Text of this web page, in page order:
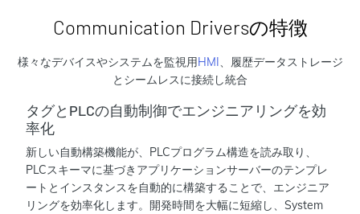
Communication Driversの特徴
様々なデバイスやシステムを監視用HMI 、履歴データストレージ
とシームレスに接続し統合
タグとPLCの自動制御でエンジニアリングを効
率化
新しい自動構築機能が、PLCプログラム構造を読み取り、
PLCスキーマに基づきアプリケーションサーバーのテンプレ
ートとインスタンスを自動的に構築することで、エンジニア
リングを効率化します。開発時間を大幅に短縮し、System